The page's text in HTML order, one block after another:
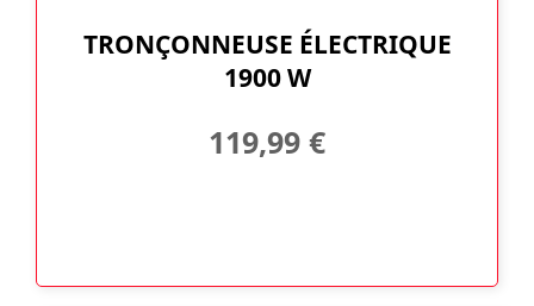
TRONÇONNEUSE ÉLECTRIQUE
1900 W
119,99 €